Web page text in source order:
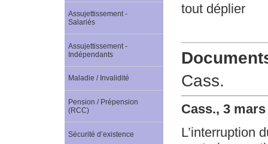
tout déplier
Cass.
Cass., 3
L’interruption
Assujettissement -
Salariés
Assujettissement -
Indépendants
Maladie / Invalidité
Pension / Prépension
(RCC)
Sécurité d’existence